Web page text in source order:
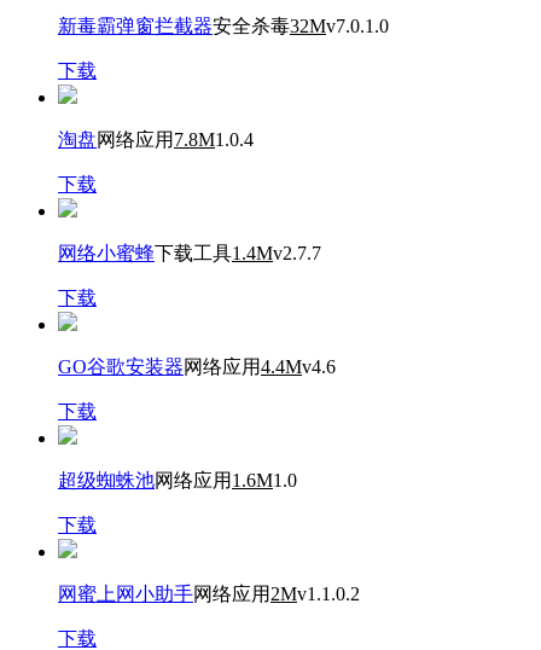
新毒霸弹窗拦截器安全杀毒32Mv7.0.1.0
下载
淘盘网络应用 7.8M1.0.4
下载
网络小蜜蜂下载工具1.4Mv2.7.7
下载
GO谷歌安装器网络应用4.4Mv4.6
下载
超级蜘蛛池网络应用 1.6M1.0
下载
网蜜上网小助手网络应用 2Mv1.1.0.2
下载